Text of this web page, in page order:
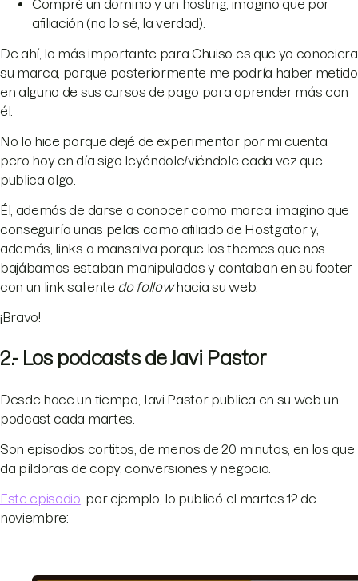
Compré un dominio y un hosting, imagino que por
afiliación (no lo sé, la verdad).
De ahí, lo más importante para Chuiso es que yo conociera
su marca, porque posteriormente me podría haber metido
en alguno de sus cursos de pago para aprender más con
él.
No lo hice porque dejé de experimentar por mi cuenta,
pero hoy en día sigo leyéndole/viéndole cada vez que
publica algo.
Él, además de darse a conocer como marca, imagino que
conseguiría unas pelas como afiliado de Hostgator y,
además, links a mansalva porque los themes que nos
bajábamos estaban manipulados y contaban en su footer
con un link saliente do followhacia su web.
¡Bravo!
2.- Los podcasts de Javi Pastor
Desde hace un tiempo, Javi Pastor publica en su web un
podcast cada martes.
Son episodios cortitos, de menos de 20 minutos, en los que
da píldoras de copy, conversiones y negocio.
Este episodio , por ejemplo, lo publicó el martes 12 de
noviembre: